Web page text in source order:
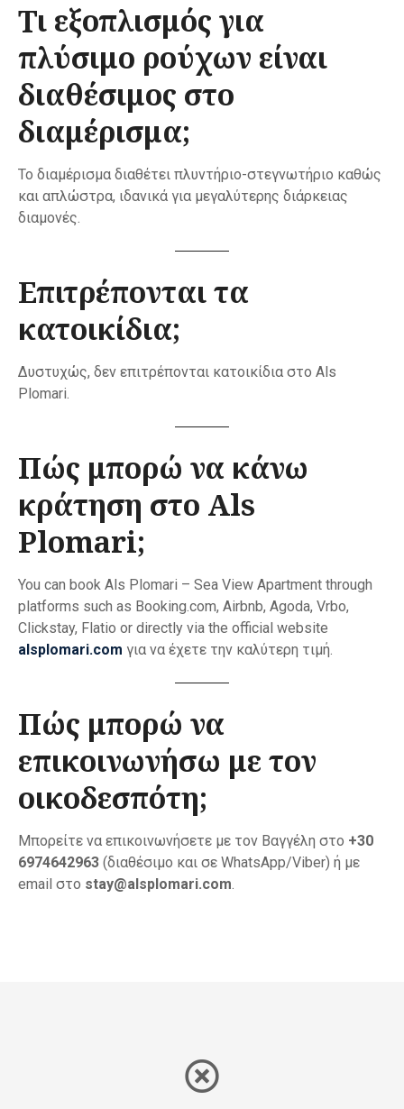
Τι εξοπλισμός για
πλύσιμο ρούχων είναι
διαθέσιμος στο
διαμέρισμα;
Το διαμέρισμα διαθέτει πλυντήριο-στεγνωτήριο καθώς
και απλώστρα, ιδανικά για μεγαλύτερης διάρκειας
διαμονές.
Επιτρέπονται τα
κατοικίδια;
Δυστυχώς, δεν επιτρέπονται κατοικίδια στο Als
Plomari.
Πώς μπορώ να κάνω
κράτηση στο Als
Plomari;
You can book Als Plomari – Sea View Apartment through
platforms such as Booking.com, Airbnb, Agoda, Vrbo,
Clickstay, Flatio or directly via the official website
alsplomari.com για να έχετε την καλύτερη τιμή.
Πώς μπορώ να
επικοινωνήσω με τον
οικοδεσπότη;
Μπορείτε να επικοινωνήσετε με τον Βαγγέλη στο +30
6974642963 (διαθέσιμο και σε WhatsApp/Viber) ή με
email στο stay@alsplomari.com.